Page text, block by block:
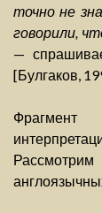
точно не
говорили,
—
[Булгаков,